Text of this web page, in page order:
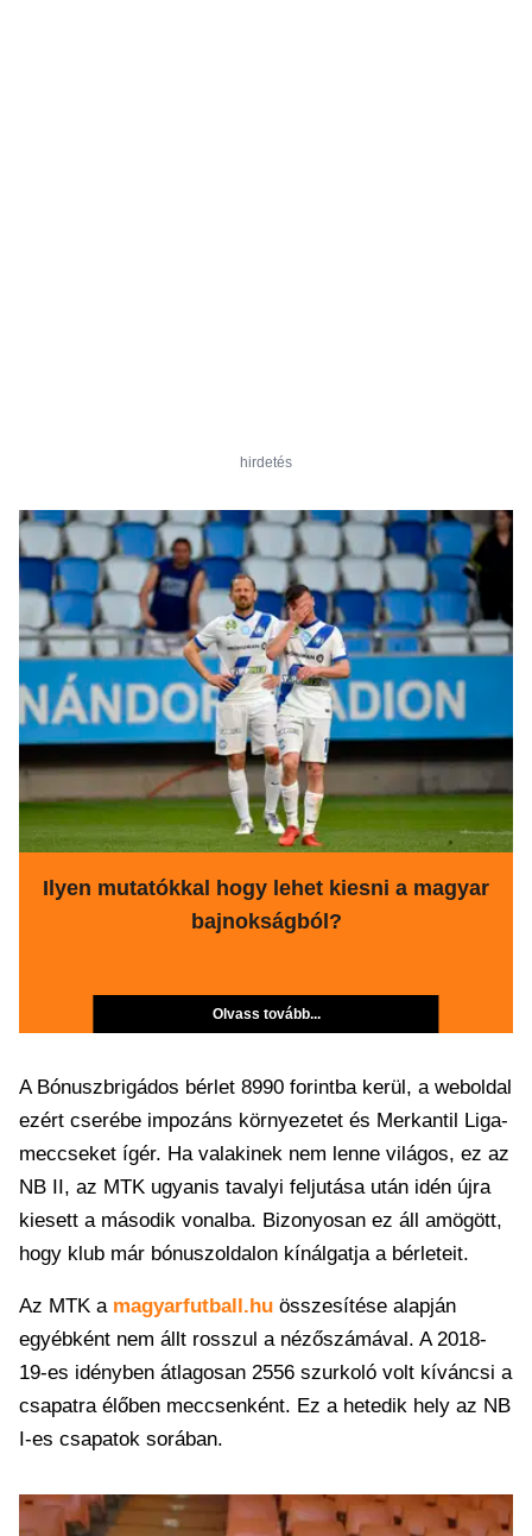
hirdetés
Ilyen mutatókkal hogy lehet kiesni a magyar
bajnokságból?
Olvass tovább...
A Bónuszbrigádos bérlet 8990 forintba kerül, a weboldal
ezért cserébe impozáns környezetet és Merkantil Liga-
meccseket ígér. Ha valakinek nem lenne világos, ez az
NB II, az MTK ugyanis tavalyi feljutása után idén újra
kiesett a második vonalba. Bizonyosan ez áll amögött,
hogy klub már bónuszoldalon kínálgatja a bérleteit.
Az MTK a magyarfutball.hu összesítése alapján
egyébként nem állt rosszul a nézőszámával. A 2018-
19-es idényben átlagosan 2556 szurkoló volt kíváncsi a
csapatra élőben meccsenként. Ez a hetedik hely az NB
I-es csapatok sorában.